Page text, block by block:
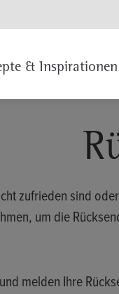
& Inspirationen
zufrieden sind
um die
melden Ihre